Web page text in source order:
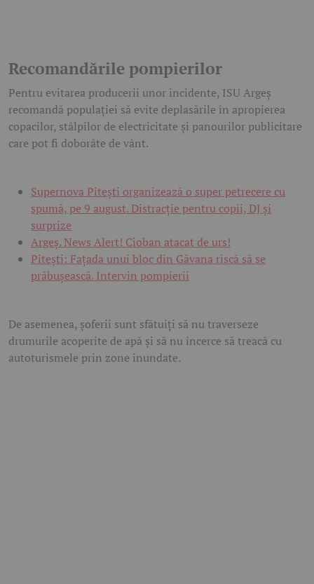
Recomandările pompierilor
Pentru evitarea producerii unor incidente, ISU Argeș
recomandă populației să evite deplasările în apropierea
copacilor, stâlpilor de electricitate și panourilor publicitare
care pot fi doborâte de vânt.
Supernova Pitești organizează o super petrecere cu
spumă, pe 9 august. Distracție pentru copii, DJ și
surprize
Argeş. News Alert! Cioban atacat de urs!
Pitești: Fațada unui bloc din Găvana riscă să se
prăbușească. Intervin pompierii
De asemenea, șoferii sunt sfătuiți să nu traverseze
drumurile acoperite de apă și să nu încerce să treacă cu
autoturismele prin zone inundate.